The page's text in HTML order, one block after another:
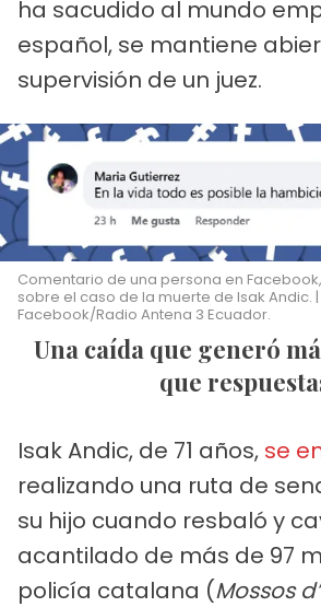
ha sacudido al mundo
español, se mantiene
supervisión de un juez.
Comentario de una persona en
sobre el caso de la muerte de Isak Andic. |
Facebook/Radio Antena 3 Ecuador.
Una caída que generó más preguntas
que
Isak Andic, de 71 años, se
realizando una ruta de
su hijo cuando resbaló y
acantilado de más de 97
policía catalana (Mossos